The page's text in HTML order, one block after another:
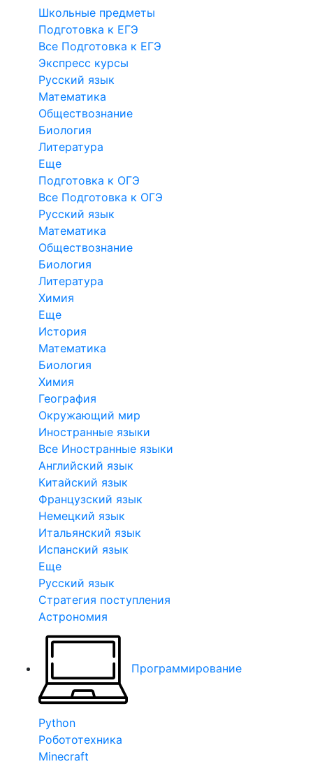
Школьные предметы
Подготовка к ЕГЭ
Все Подготовка к ЕГЭ
Экспресс курсы
Русский язык
Математика
Обществознание
Биология
Литература
Еще
Подготовка к ОГЭ
Все Подготовка к ОГЭ
Русский язык
Математика
Обществознание
Биология
Литература
Химия
Еще
История
Математика
Биология
Химия
География
Окружающий мир
Иностранные языки
Все Иностранные языки
Английский язык
Китайский язык
Французский язык
Немецкий язык
Итальянский язык
Испанский язык
Еще
Русский язык
Стратегия поступления
Астрономия
Программирование
Python
Робототехника
Minecraft